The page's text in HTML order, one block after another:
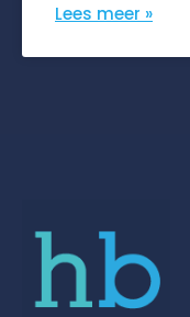
Lees meer »